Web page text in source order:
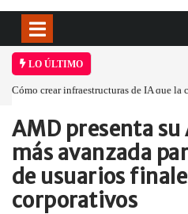
LO ÚLTIMO
Cómo crear infraestructuras de IA que la
Home Empresa AMD
AMD presenta su
más avanzada
de usuarios
corporativos